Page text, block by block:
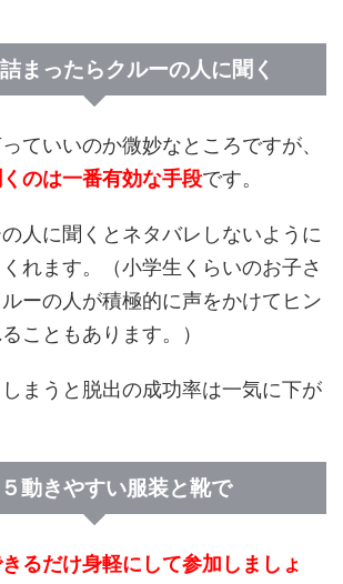
まったらクルーの人に聞く
ていいのか微妙なところですが、
のは一番有効な手段です。
人に聞くとネタバレしないように
れます。（小学生くらいのお子さ
ーの人が積極的に声をかけてヒン
こともあります。）
まうと脱出の成功率は一気に下が
動きやすい服装と靴で
るだけ身軽にして参加しましょ